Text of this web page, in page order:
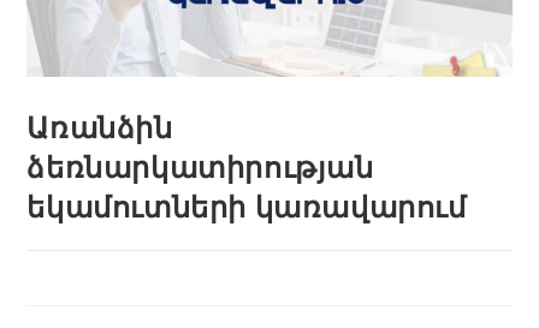
Առանձին
ձեռնարկատիրության
եկամուտների կառավարում